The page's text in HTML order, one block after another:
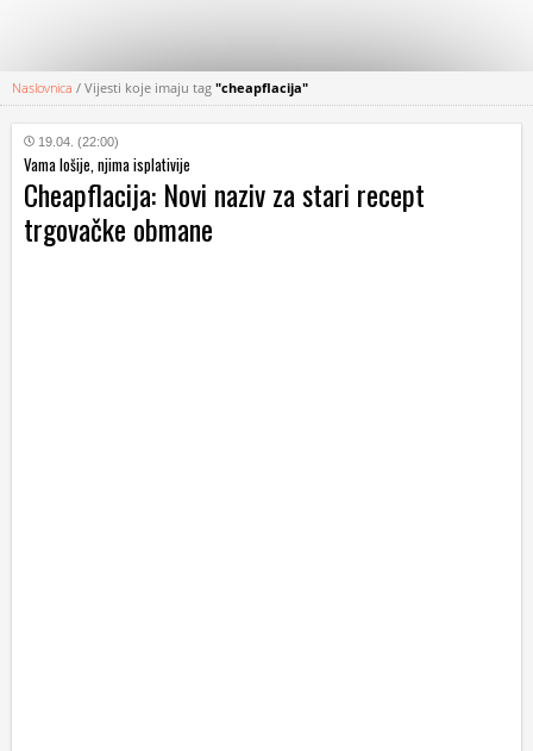
KATEGORIJE
HRVATSKI
WEB
Naslovnica / Vijesti koje imaju tag "cheapflacija"
19.04. (22:00)
Vama lošije, njima isplativije
Cheapflacija: Novi naziv za stari recept
trgovačke obmane